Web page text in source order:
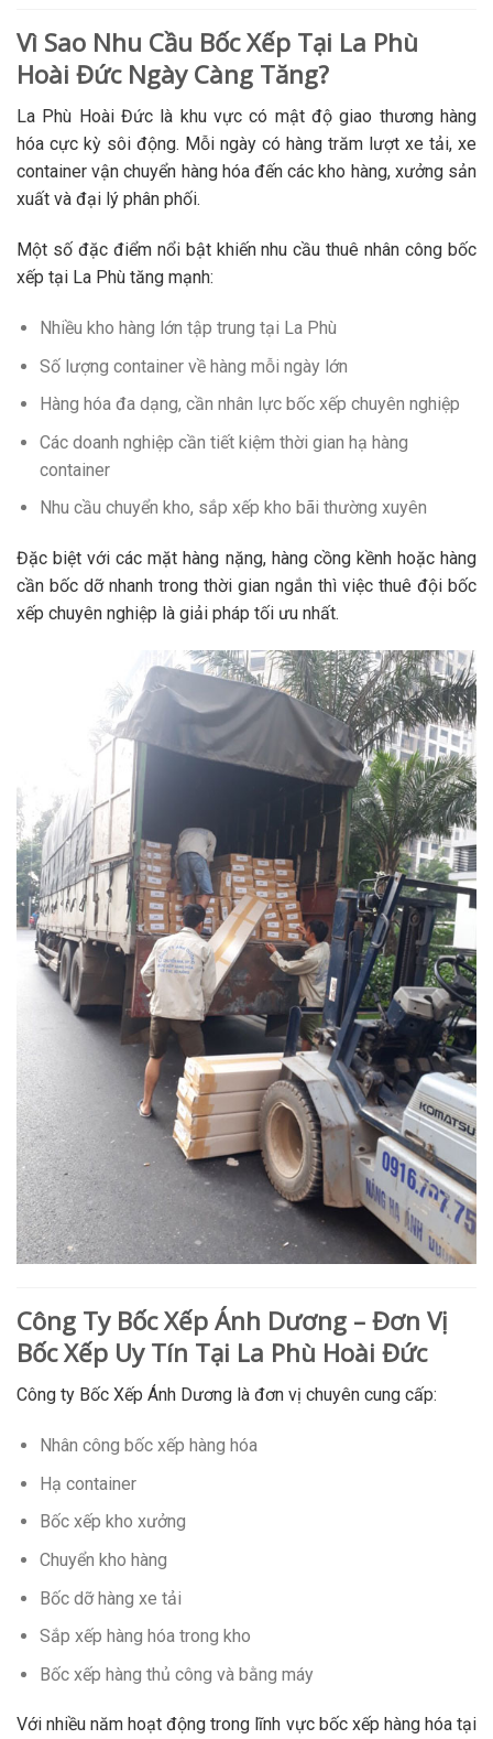
Vì Sao Nhu Cầu Bốc Xếp Tại La Phù
Hoài Đức Ngày Càng Tăng?
La Phù Hoài Đức là khu vực có mật độ giao thương hàng
hóa cực kỳ sôi động. Mỗi ngày có hàng trăm lượt xe tải, xe
container vận chuyển hàng hóa đến các kho hàng, xưởng sản
xuất và đại lý phân phối.
Một số đặc điểm nổi bật khiến nhu cầu thuê nhân công bốc
xếp tại La Phù tăng mạnh:
Nhiều kho hàng lớn tập trung tại La Phù
Số lượng container về hàng mỗi ngày lớn
Hàng hóa đa dạng, cần nhân lực bốc xếp chuyên nghiệp
Các doanh nghiệp cần tiết kiệm thời gian hạ hàng
container
Nhu cầu chuyển kho, sắp xếp kho bãi thường xuyên
Đặc biệt với các mặt hàng nặng, hàng cồng kềnh hoặc hàng
cần bốc dỡ nhanh trong thời gian ngắn thì việc thuê đội bốc
xếp chuyên nghiệp là giải pháp tối ưu nhất.
Công Ty Bốc Xếp Ánh Dương – Đơn Vị
Bốc Xếp Uy Tín Tại La Phù Hoài Đức
Công ty Bốc Xếp Ánh Dương là đơn vị chuyên cung cấp:
Nhân công bốc xếp hàng hóa
Hạ container
Bốc xếp kho xưởng
Chuyển kho hàng
Bốc dỡ hàng xe tải
Sắp xếp hàng hóa trong kho
Bốc xếp hàng thủ công và bằng máy
Với nhiều năm hoạt động trong lĩnh vực bốc xếp hàng hóa tại